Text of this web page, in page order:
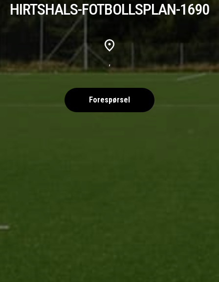
HIRTSHALS-FOTBOLLSPLAN-1690
,
Forespørsel